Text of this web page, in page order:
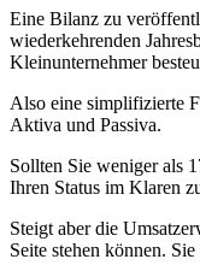
Eine Bilanz zu
wiederkehrenden
Kleinunternehmer
Also eine simplifizierte
Aktiva und Passiva.
Sollten Sie weniger als
Ihren Status im Klaren
Steigt aber die
Seite stehen können.